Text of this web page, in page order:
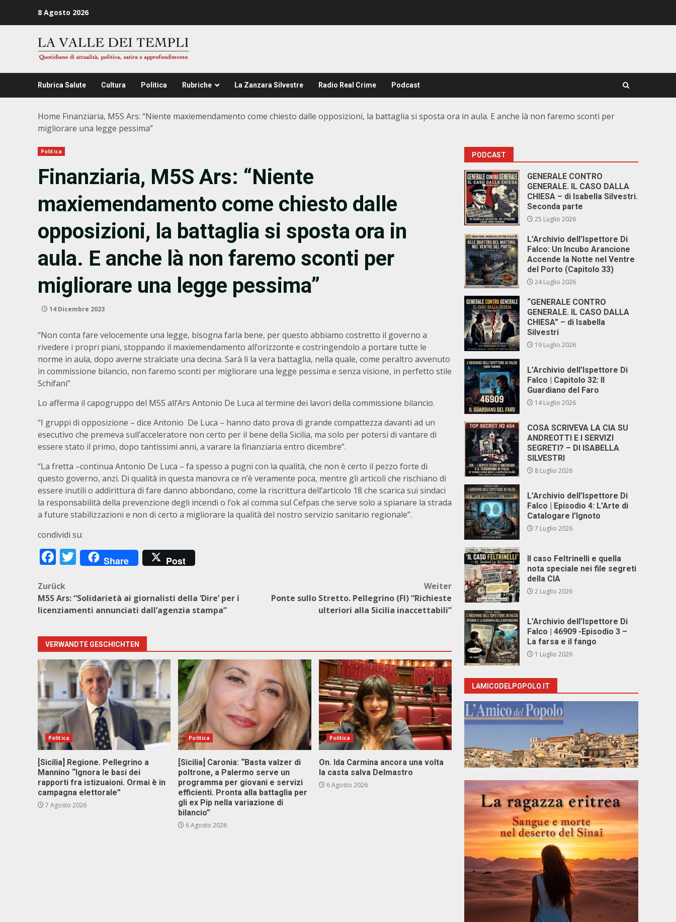
8 Agosto 2026
Rubrica Salute Cultura Politica Rubriche La Zanzara Silvestre Radio Real Crime Podcast
Home Finanziaria, M5S Ars: “Niente maxiemendamento come chiesto dalle opposizioni, la battaglia si sposta ora in aula. E anche là non faremo sconti per
migliorare una legge pessima”
Politica
Finanziaria, M5S Ars: “Niente
maxiemendamento come chiesto dalle
opposizioni, la battaglia si sposta ora in
aula. E anche là non faremo sconti per
migliorare una legge pessima”
14 Dicembre 2023
“Non conta fare velocemente una legge, bisogna farla bene, per questo abbiamo costretto il governo a
rivedere i propri piani, stoppando il maxiemendamento all’orizzonte e costringendolo a portare tutte le
norme in aula, dopo averne stralciate una decina. Sarà lì la vera battaglia, nella quale, come peraltro avvenuto
in commissione bilancio, non faremo sconti per migliorare una legge pessima e senza visione, in perfetto stile
Schifani”
Lo afferma il capogruppo del M5S all’Ars Antonio De Luca al termine dei lavori della commissione bilancio.
“I gruppi di opposizione – dice Antonio De Luca – hanno dato prova di grande compattezza davanti ad un
esecutivo che premeva sull’acceleratore non certo per il bene della Sicilia, ma solo per potersi di vantare di
essere stato il primo, dopo tantissimi anni, a varare la finanziaria entro dicembre”.
“La fretta –continua Antonio De Luca – fa spesso a pugni con la qualità, che non è certo il pezzo forte di
questo governo, anzi. Di qualità in questa manovra ce n’è veramente poca, mentre gli articoli che rischiano di
essere inutili o addirittura di fare danno abbondano, come la riscrittura dell’articolo 18 che scarica sui sindaci
la responsabilità della prevenzione degli incendi o l’ok al comma sul Cefpas che serve solo a spianare la strada
a future stabilizzazioni e non di certo a migliorare la qualità del nostro servizio sanitario regionale”.
condividi su:
Facebook
Twitter
Share Post
Beitragsnavigation
Zurück
M5S Ars: “Solidarietà ai giornalisti della ‘Dire’ per i
licenziamenti annunciati dall’agenzia stampa”
Weiter
Ponte sullo Stretto. Pellegrino (FI) “Richieste
ulteriori alla Sicilia inaccettabili”
VERWANDTE GESCHICHTEN
Politica
[Sicilia] Regione. Pellegrino a
Mannino “Ignora le basi dei
rapporti fra istizuaioni. Ormai è in
campagna elettorale”
7 Agosto 2026
Politica
[Sicilia] Caronia: “Basta valzer di
poltrone, a Palermo serve un
programma per giovani e servizi
efficienti. Pronta alla battaglia per
gli ex Pip nella variazione di
bilancio”
6 Agosto 2026
Politica
On. Ida Carmina ancora una volta
la casta salva Delmastro
6 Agosto 2026
PODCAST
GENERALE CONTRO
GENERALE. IL CASO DALLA
CHIESA – di Isabella Silvestri.
Seconda parte
25 Luglio 2026
L’Archivio dell’Ispettore Di
Falco: Un Incubo Arancione
Accende la Notte nel Ventre
del Porto (Capitolo 33)
24 Luglio 2026
“GENERALE CONTRO
GENERALE. IL CASO DALLA
CHIESA” – di Isabella
Silvestri
19 Luglio 2026
L’Archivio dell’Ispettore Di
Falco | Capitolo 32: Il
Guardiano del Faro
14 Luglio 2026
COSA SCRIVEVA LA CIA SU
ANDREOTTI E I SERVIZI
SEGRETI? – DI ISABELLA
SILVESTRI
8 Luglio 2026
L’Archivio dell’Ispettore Di
Falco | Episodio 4: L’Arte di
Catalogare l’Ignoto
7 Luglio 2026
Il caso Feltrinelli e quella
nota speciale nei file segreti
della CIA
2 Luglio 2026
L’Archivio dell’Ispettore Di
Falco | 46909 -Episodio 3 –
La farsa e il fango
1 Luglio 2026
LAMICODELPOPOLO.IT